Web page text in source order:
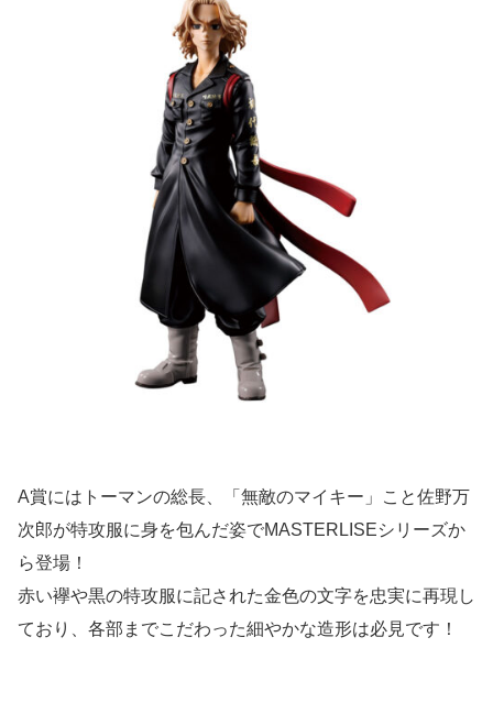
A賞にはトーマンの総長、「無敵のマイキー」こと佐野万
次郎が特攻服に身を包んだ姿でMASTERLISEシリーズか
ら登場！
赤い襷や黒の特攻服に記された金色の文字を忠実に再現し
ており、各部までこだわった細やかな造形は必見です！